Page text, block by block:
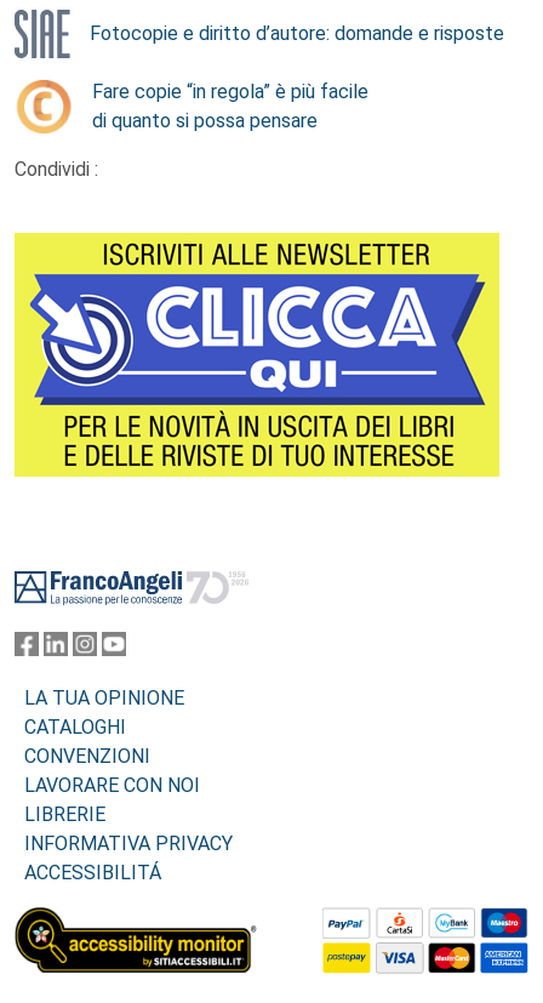
Fotocopie e diritto d’autore: domande e risposte
Fare copie “in regola” è più facile
di quanto si possa pensare
Condividi :
LA TUA OPINIONE
CATALOGHI
CONVENZIONI
LAVORARE CON NOI
LIBRERIE
INFORMATIVA PRIVACY
ACCESSIBILITÁ